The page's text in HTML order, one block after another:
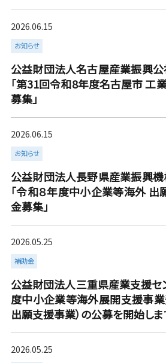
公益財団法人名古屋産業振興公
「第31回令和8年度名古屋市 工
募集」
2026.06.15
お知らせ
more
公益財団法人長野県産業振興機
「令和８年度中小企業等海外
金募集」
2026.06.15
お知らせ
more
公益財団法人三重県産業支援セ
度中小企業等海外展開支援事業
出願支援事業）の公募を開始しま
2026.05.25
補助金
more
2026.05.25